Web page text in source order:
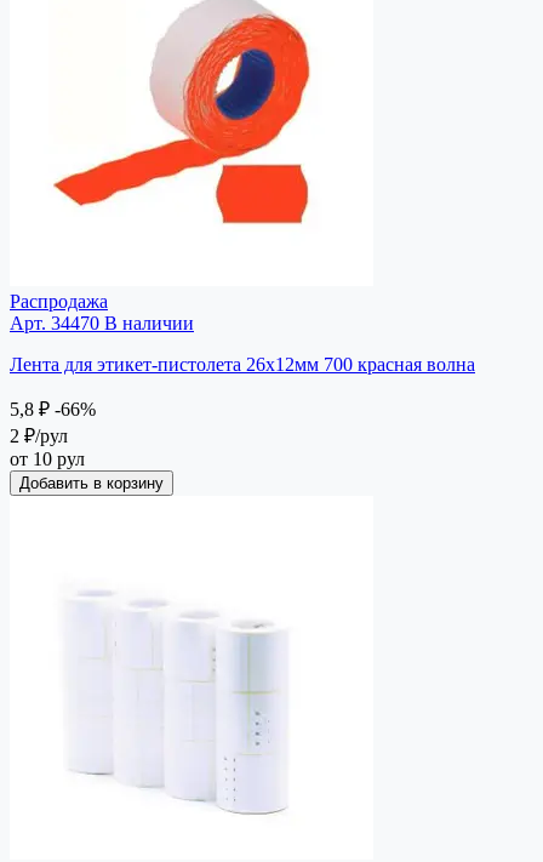
Распродажа
Арт. 34470 В наличии
Лента для этикет-пистолета 26х12мм 700 красная волна
5,8 ₽ -66%
2 ₽/рул
от 10 рул
Добавить в корзину